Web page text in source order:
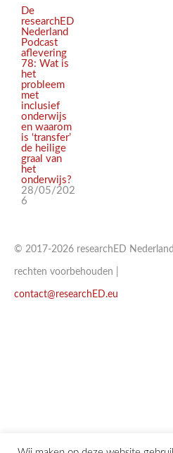
De
researchED
Nederland
Podcast
aflevering
78: Wat is
het
probleem
met
inclusief
onderwijs
en waarom
is ‘transfer’
de heilige
graal van
het
onderwijs?
28/05/202
6
© 2017-2026 researchED
rechten voorbehouden |
contact@researchED.eu